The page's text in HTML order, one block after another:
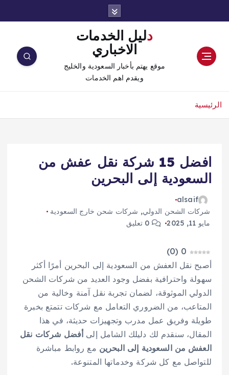
دليل الخدمات
الاخباري
موقع يهتم بأخبار السعودية والخليج
ويقدم اهم الخدمات
الرئيسية
افضل 15 شركة نقل عفش من
السعودية إلى البحرين
alsaif
شركات الشحن الدولي, شركات شحن خارج السعودية
مايو 11, 2025
0
(
0
)
أصبح نقل العفش من السعودية إلى البحرين أمرًا أكثر
سهولة واحترافية بفضل وجود العديد من شركات الشحن
الدولي الموثوقة، لضمان تجربة نقل آمنة وخالية من
المتاعب، من الضروري التعامل مع شركات تتمتع بخبرة
طويلة وفريق عمل مدرب وتجهيزات حديثة، في هذا
المقال، سنقدم لك دليلك الشامل إلى أفضل شركات نقل
العفش من السعودية إلى البحرين مع روابط مباشرة
للتواصل مع كل شركة وخدماتها المتنوعة.